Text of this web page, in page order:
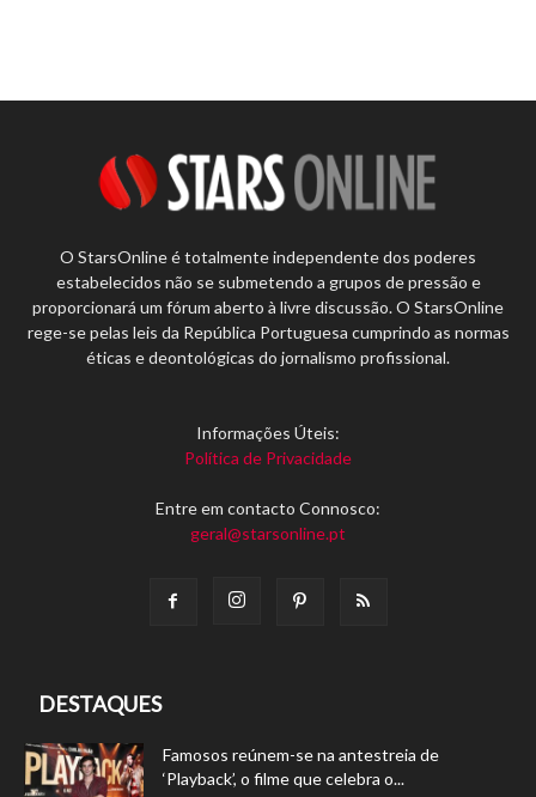
O StarsOnline é totalmente independente dos poderes
estabelecidos não se submetendo a grupos de pressão e
proporcionará um fórum aberto à livre discussão. O StarsOnline
rege-se pelas leis da República Portuguesa cumprindo as normas
éticas e deontológicas do jornalismo profissional.
Informações Úteis:
Política de Privacidade
Entre em contacto Connosco:
geral@starsonline.pt
DESTAQUES
Famosos reúnem-se na antestreia de
‘Playback’, o filme que celebra o...